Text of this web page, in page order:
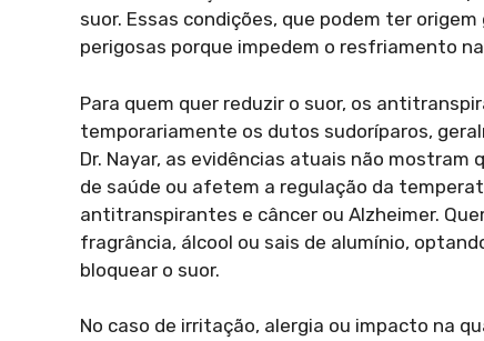
suor. Essas condições, que podem ter
perigosas porque impedem o resfriamento
Para quem quer reduzir o suor, os
temporariamente os dutos sudoríparos,
Dr. Nayar, as evidências atuais não
de saúde ou afetem a regulação da
antitranspirantes e câncer ou Alzheimer.
fragrância, álcool ou sais de alumínio,
bloquear o suor.
No caso de irritação, alergia ou impacto na